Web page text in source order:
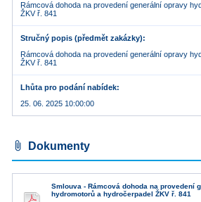
Rámcová dohoda na provedení generální opravy
ŽKV ř. 841
Stručný popis (předmět zakázky)
Rámcová dohoda na provedení generální opravy
ŽKV ř. 841
Lhůta pro podání nabídek
25. 06. 2025 10:00:00
attach_file Dokumenty
Smlouva - Rámcová dohoda na provedení
hydromotorů a hydročerpadel ŽKV ř. 841